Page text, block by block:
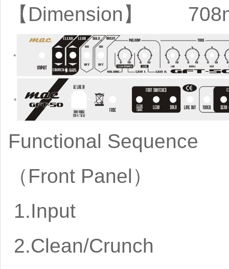
【Dimension】
Functional Sequence
（Front
1.Input
2.Clean/